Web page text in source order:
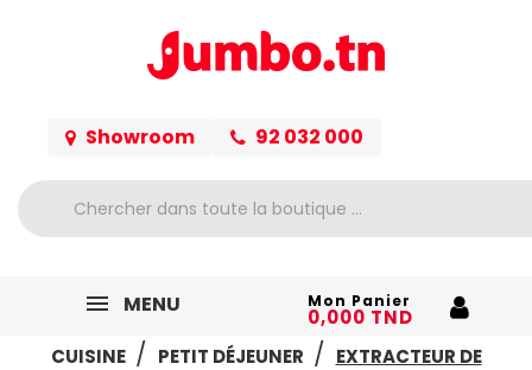
Showroom 92 032 000
MENU Mon Panier
0,000 TND
ELECTROMÉNAGER
PETIT ELECTRO
CUISINE
PETIT DÉJEUNER
EXTRACTEUR DE